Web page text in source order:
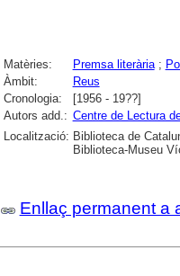
Matèries: Premsa literària;
Àmbit:
Reus
Cronologia:
[1956 - 19??]
Autors add.: Centre de Lectura
Localització: Biblioteca de
Biblioteca-Museu
Enllaç permanent a